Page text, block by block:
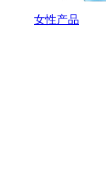
女性产品